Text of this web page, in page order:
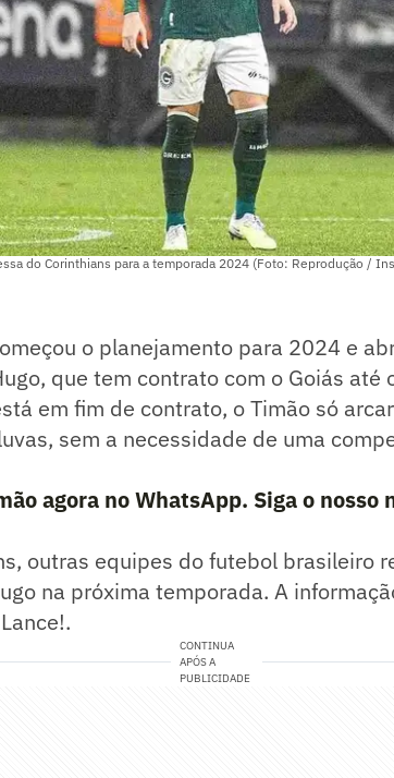
do Corinthians para a temporada 2024 (Foto: Reprodução /
o planejamento para 2024 e
que tem contrato com o Goiás até
em fim de contrato, o Timão só
sem a necessidade de uma
agora no WhatsApp. Siga o nosso
outras equipes do futebol brasileiro
na próxima temporada. A
CONTINUA
APÓS A
PUBLICIDADE